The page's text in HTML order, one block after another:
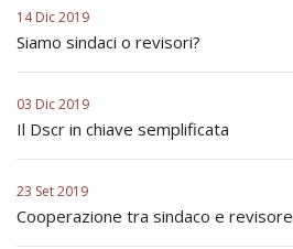
14 Dic 2019
Siamo sindaci o revisori?
03 Dic 2019
Il Dscr in chiave semplificata
23 Set 2019
Cooperazione tra sindaco e revisore